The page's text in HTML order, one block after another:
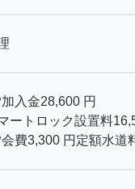
入金28,600 円
ートロック設置料
費3,300 円 定額水道